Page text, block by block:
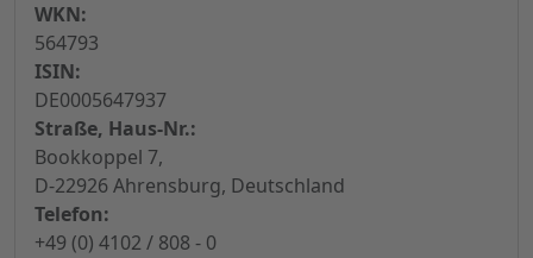
WKN:
564793
ISIN:
DE0005647937
Straße, Haus-Nr.:
Bookkoppel 7,
D-22926 Ahrensburg, Deutschland
Telefon:
+49 (0) 4102 / 808 - 0